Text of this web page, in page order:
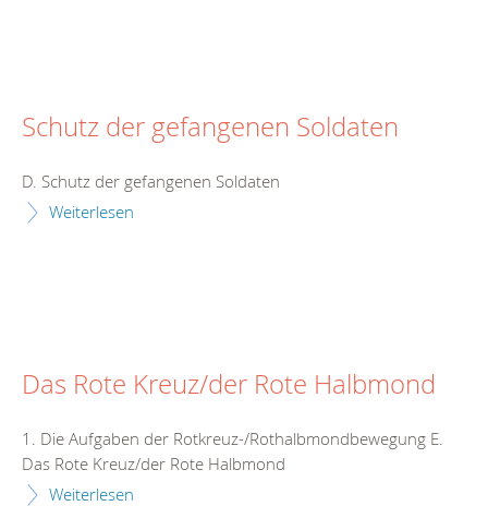
Schutz der gefangenen Soldaten
D. Schutz der gefangenen Soldaten
Weiterlesen
Das Rote Kreuz/der Rote Halbmond
1. Die Aufgaben der Rotkreuz-/Rothalbmondbewegung E.
Das Rote Kreuz/der Rote Halbmond
Weiterlesen